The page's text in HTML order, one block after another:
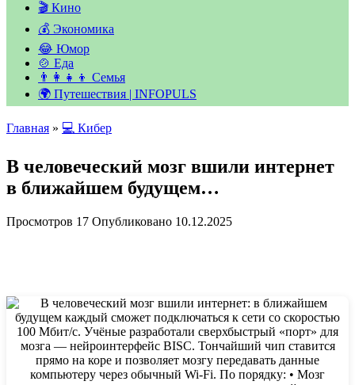
🎬 Кино
💰 Экономика
😂 Юмор
🍲 Еда
👨‍👩‍👧‍👦 Семья
🌍 Путешествия | INFOPULS
Главная » 💻 Кибер
В человеческий мозг вшили интернет
в ближайшем будущем…
Просмотров 17 Опубликовано 10.12.2025